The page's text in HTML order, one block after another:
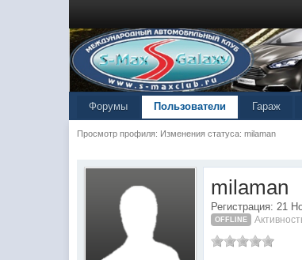
Форумы Пользователи Гараж
Просмотр профиля: Изменения статуса: milaman
milaman
Регистрация: 21
OFFLINE